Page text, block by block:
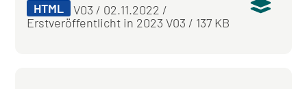
HTML
V03 / 02.11.2022 /
Erstveröffentlicht in 2023 V03 / 137 KB